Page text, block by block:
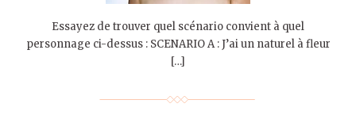
Essayez de trouver quel scénario convient à quel
personnage ci-dessus : SCENARIO A : J’ai un naturel à fleur
[…]